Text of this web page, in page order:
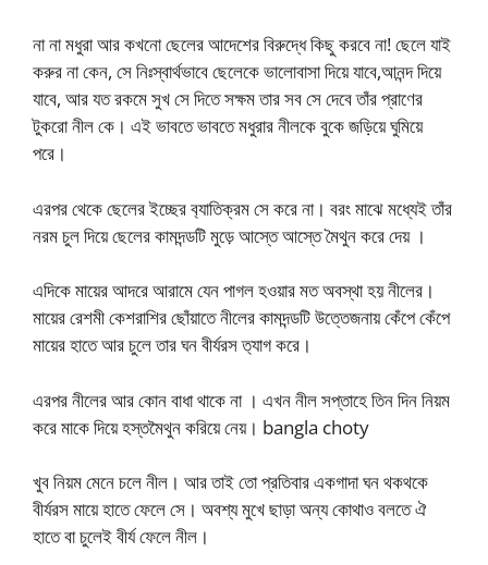
না না মধুরা আর কখনো ছেলের আদেশের বিরুদ্ধে কিছু করবে না! ছেলে যাই
করুর না কেন, সে নিঃস্বার্থভাবে ছেলেকে ভালোবাসা দিয়ে যাবে,আনন্দ দিয়ে
যাবে, আর যত রকমে সুখ সে দিতে সক্ষম তার সব সে দেবে তাঁর প্রাণের
টুকরো নীল কে। এই ভাবতে ভাবতে মধুরার নীলকে বুকে জড়িয়ে ঘুমিয়ে
পরে।
এরপর থেকে ছেলের ইচ্ছের ব‍্যাতিক্রম সে করে না। বরং মাঝে মধ্যেই তাঁর
নরম চুল দিয়ে ছেলের কামদন্ডটি মুড়ে আস্তে আস্তে মৈথুন করে দেয় ।
এদিকে মায়ের আদরে আরামে যেন পাগল হওয়ার মত অবস্থা হয় নীলের।
মায়ের রেশমী কেশরাশির ছোঁয়াতে নীলের কামদন্ডটি উত্তেজনায় কেঁপে কেঁপে
মায়ের হাতে আর চুলে তার ঘন বীর্যরস ত‍্যাগ করে।
এরপর নীলের আর কোন বাধা থাকে না । এখন নীল সপ্তাহে তিন দিন নিয়ম
করে মাকে দিয়ে হস্তমৈথুন করিয়ে নেয়। bangla choty
খুব নিয়ম মেনে চলে নীল। আর তাই তো প্রতিবার একগাদা ঘন থকথকে
বীর্যরস মায়ে হাতে ফেলে সে। অবশ্য মুখে ছাড়া অন্য কোথাও বলতে ঐ
হাতে বা চুলেই বীর্য ফেলে নীল।